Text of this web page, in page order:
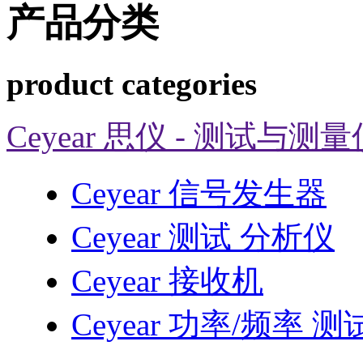
产品分类
product categories
Ceyear 思仪 - 测试与测量
Ceyear 信号发生器
Ceyear 测试 分析仪
Ceyear 接收机
Ceyear 功率/频率 测